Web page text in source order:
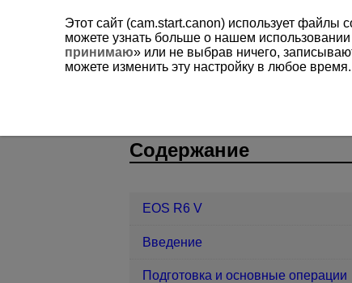
EOS R6 V Съемка фотографий и
Содержание
EOS R6 V
Введение
Подготовка и основные операции
Этот сайт (cam.start.canon) использует файлы
можете узнать больше о нашем
принимаю» или не выбрав ничего,
можете изменить эту настройку в любое время.